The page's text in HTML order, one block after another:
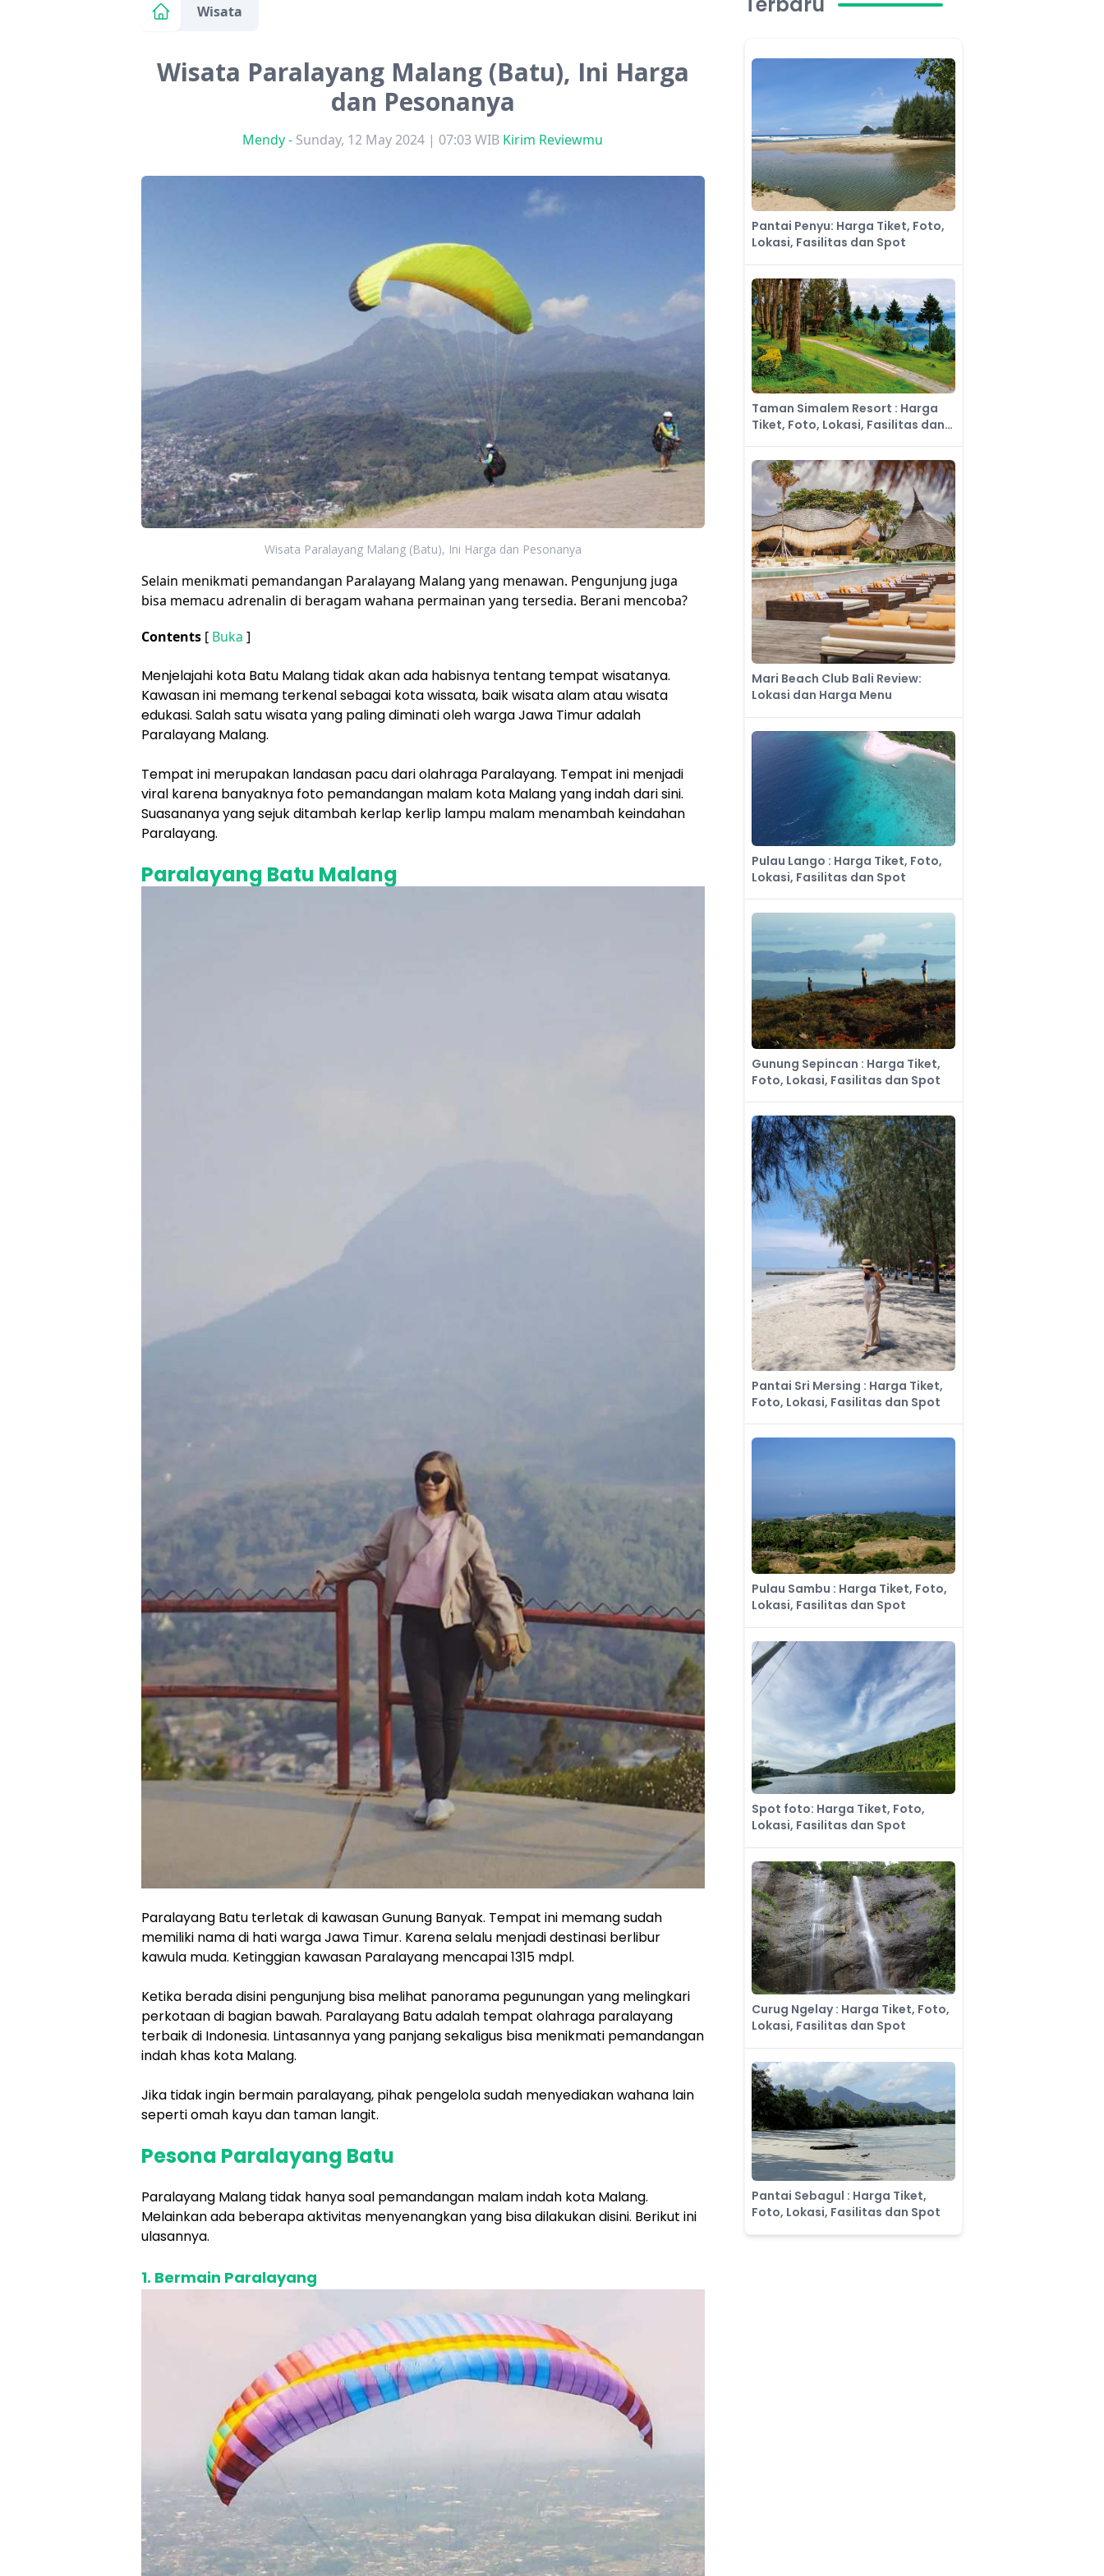
Wisata
Wisata Paralayang Malang (Batu), Ini Harga
dan Pesonanya
Mendy- Sunday, 12 May 2024 | 07:03 WIB Kirim Reviewmu
Wisata Paralayang Malang (Batu), Ini Harga dan Pesonanya
Selain menikmati pemandangan Paralayang Malang yang menawan. Pengunjung juga
bisa memacu adrenalin di beragam wahana permainan yang tersedia. Berani mencoba?
Contents [ Buka ]
Menjelajahi kota Batu Malang tidak akan ada habisnya tentang tempat wisatanya.
Kawasan ini memang terkenal sebagai kota wissata, baik wisata alam atau wisata
edukasi. Salah satu wisata yang paling diminati oleh warga Jawa Timur adalah
Paralayang Malang.
Tempat ini merupakan landasan pacu dari olahraga Paralayang. Tempat ini menjadi
viral karena banyaknya foto pemandangan malam kota Malang yang indah dari sini.
Suasananya yang sejuk ditambah kerlap kerlip lampu malam menambah keindahan
Paralayang.
Paralayang Batu Malang
Paralayang Batu terletak di kawasan Gunung Banyak. Tempat ini memang sudah
memiliki nama di hati warga Jawa Timur. Karena selalu menjadi destinasi berlibur
kawula muda. Ketinggian kawasan Paralayang mencapai 1315 mdpl.
Ketika berada disini pengunjung bisa melihat panorama pegunungan yang melingkari
perkotaan di bagian bawah. Paralayang Batu adalah tempat olahraga paralayang
terbaik di Indonesia. Lintasannya yang panjang sekaligus bisa menikmati pemandangan
indah khas kota Malang.
Jika tidak ingin bermain paralayang, pihak pengelola sudah menyediakan wahana lain
seperti omah kayu dan taman langit.
Pesona Paralayang Batu
Paralayang Malang tidak hanya soal pemandangan malam indah kota Malang.
Melainkan ada beberapa aktivitas menyenangkan yang bisa dilakukan disini. Berikut ini
ulasannya.
1. Bermain Paralayang
Pantai Penyu: Harga Tiket, Foto,
Lokasi, Fasilitas dan Spot
Taman Simalem Resort : Harga
Tiket, Foto, Lokasi, Fasilitas dan
Mari Beach Club Bali Review:
Lokasi dan Harga Menu
Pulau Lango : Harga Tiket, Foto,
Lokasi, Fasilitas dan Spot
Gunung Sepincan : Harga Tiket,
Foto, Lokasi, Fasilitas dan Spot
Pantai Sri Mersing : Harga Tiket,
Foto, Lokasi, Fasilitas dan Spot
Pulau Sambu : Harga Tiket, Foto,
Lokasi, Fasilitas dan Spot
Spot foto: Harga Tiket, Foto,
Lokasi, Fasilitas dan Spot
Curug Ngelay : Harga Tiket, Foto,
Lokasi, Fasilitas dan Spot
Pantai Sebagul : Harga Tiket,
Foto, Lokasi, Fasilitas dan Spot